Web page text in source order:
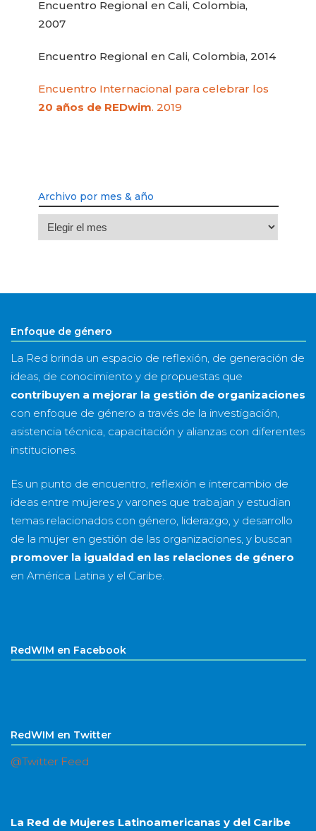
Encuentro Regional en Cali, Colombia,
2007
Encuentro Regional en Cali, Colombia, 2014
Encuentro Internacional para celebrar los
20 años de REDwim. 2019
Archivo por mes & año
Archivo
por
año
Enfoque de género
La Red brinda un espacio de reflexión, de generación de
ideas, de conocimiento y de propuestas que
contribuyen a mejorar la gestión de organizaciones
con enfoque de género a través de la investigación,
asistencia técnica, capacitación y alianzas con diferentes
instituciones.
Es un punto de encuentro, reflexión e intercambio de
ideas entre mujeres y varones que trabajan y estudian
temas relacionados con género, liderazgo, y desarrollo
de la mujer en gestión de las organizaciones, y buscan
promover la igualdad en las relaciones de género
en América Latina y el Caribe.
RedWIM en Facebook
RedWIM en Twitter
@Twitter Feed
La Red de Mujeres Latinoamericanas y del Caribe